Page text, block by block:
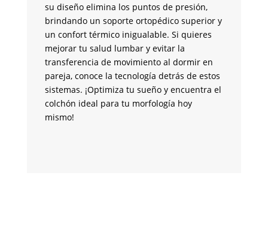
su diseño elimina los puntos de presión,
brindando un soporte ortopédico superior y
un confort térmico inigualable. Si quieres
mejorar tu salud lumbar y evitar la
transferencia de movimiento al dormir en
pareja, conoce la tecnología detrás de estos
sistemas. ¡Optimiza tu sueño y encuentra el
colchón ideal para tu morfología hoy
mismo!